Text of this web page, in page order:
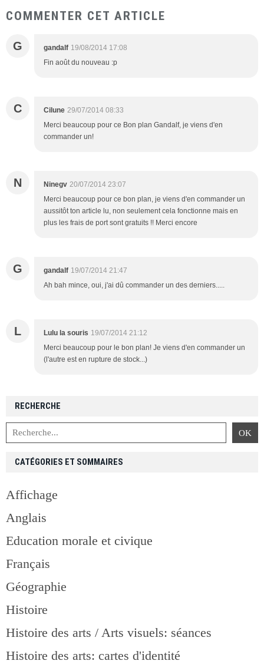
COMMENTER CET ARTICLE
G gandalf 19/08/2014 17:08
Fin août du nouveau :p
C Cilune 29/07/2014 08:33
Merci beaucoup pour ce Bon plan Gandalf, je viens d'en
commander un!
N Ninegv 20/07/2014 23:07
Merci beaucoup pour ce bon plan, je viens d'en commander un
aussitôt ton article lu, non seulement cela fonctionne mais en
plus les frais de port sont gratuits !! Merci encore
G gandalf 19/07/2014 21:47
Ah bah mince, oui, j'ai dû commander un des derniers.....
L Lulu la souris 19/07/2014 21:12
Merci beaucoup pour le bon plan! Je viens d'en commander un
(l'autre est en rupture de stock...)
RECHERCHE
CATÉGORIES ET SOMMAIRES
Affichage
Anglais
Education morale et civique
Français
Géographie
Histoire
Histoire des arts / Arts visuels: séances
Histoire des arts: cartes d'identité